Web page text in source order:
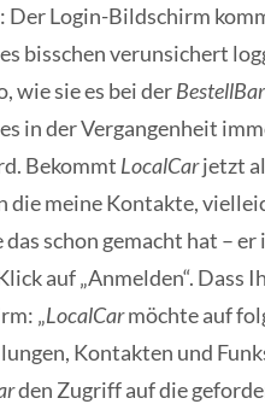
Login-Bildschirm
bisschen verunsichert
wie sie es bei derBestellBar
in der Vergangenheit
Bekommt LocalCarjetzt
die meine Kontakte,
das schon gemacht hat –
auf „Anmelden“. Dass
„LocalCarmöchte auf
Kontakten und
den Zugriff auf die